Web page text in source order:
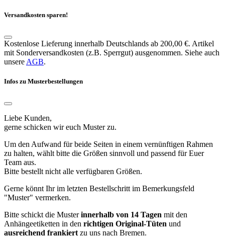
Versandkosten sparen!
Kostenlose Lieferung innerhalb Deutschlands ab 200,00 €. Artikel
mit Sonderversandkosten (z.B. Sperrgut) ausgenommen. Siehe auch
unsere AGB.
Infos zu Musterbestellungen
Liebe Kunden,
gerne schicken wir euch Muster zu.
Um den Aufwand für beide Seiten in einem vernünftigen Rahmen
zu halten, wählt bitte die Größen sinnvoll und passend für Euer
Team aus.
Bitte bestellt nicht alle verfügbaren Größen.
Gerne könnt Ihr im letzten Bestellschritt im Bemerkungsfeld
"Muster" vermerken.
Bitte schickt die Musterinnerhalb von 14 Tagen mit den
Anhängeetiketten in den richtigen Original-Tüten und
ausreichend frankiert zu uns nach Bremen.